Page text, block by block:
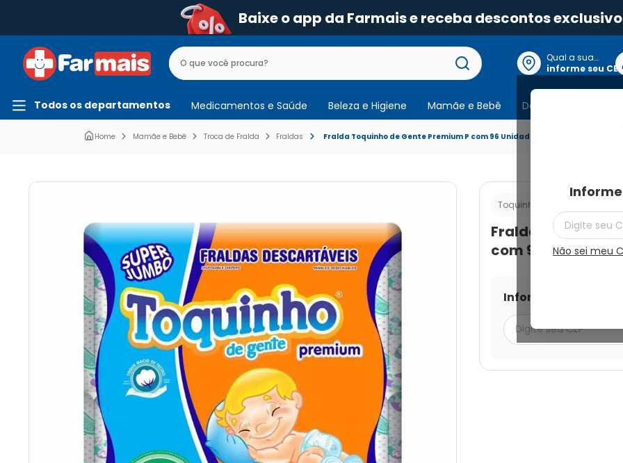
Baixe o app da Farmais e receba descontos
Qual a sua
localização?
informe seu CEP
Não sei meu
Todos os departamentos Medicamentos e Saúde Beleza e Higiene Mamãe e Bebê Dermocosmeticos
Mamãe e Bebê Troca de Fralda Fraldas Fralda Toquinho de Gente Premium P com 96 Unidades
Toquinho De Gente
Fralda Toquinho
com 96 Unidades
Informe seu CEP